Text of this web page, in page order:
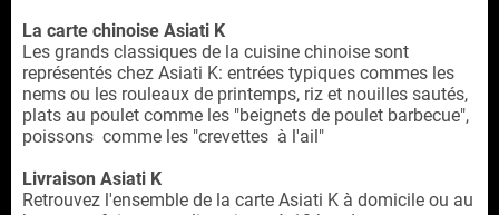
La carte chinoise Asiati K
Les grands classiques de la cuisine chinoise sont
représentés chez Asiati K: entrées typiques commes les
nems ou les rouleaux de printemps, riz et nouilles sautés,
plats au poulet comme les "beignets de poulet barbecue",
poissons comme les "crevettes à l'ail"
Livraison Asiati K
Retrouvez l'ensemble de la carte Asiati K à domicile ou au